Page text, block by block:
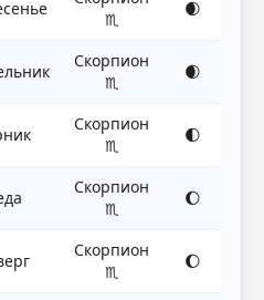
♏
🌒
Скорпион
♏
🌒
Скорпион
♏
🌓
Скорпион
♏
🌔
Скорпион
♏
🌔